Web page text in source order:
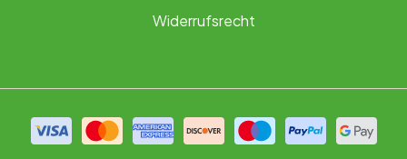
Widerrufsrecht